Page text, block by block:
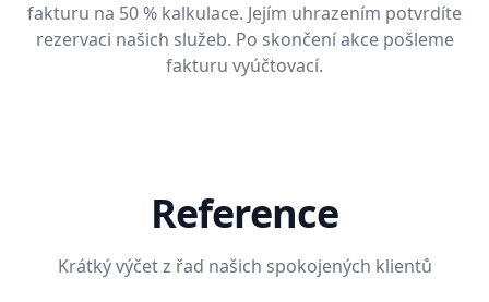
fakturu na 50 % kalkulace. Jejím uhrazením potvrdíte
rezervaci našich služeb. Po skončení akce pošleme
fakturu vyúčtovací.
Reference
Krátký výčet z řad našich spokojených klientů